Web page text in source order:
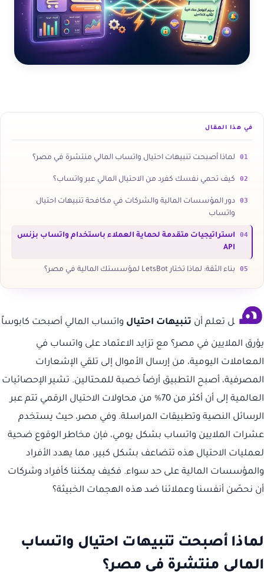
في هذا المقال
01 لماذا أصبحت تنبيهات احتيال واتساب المالي منتشرة في مصر؟
02 كيف تحمي نفسك كفرد من الاحتيال المالي عبر واتساب؟
03
دور المؤسسات المالية والشركات في مكافحة تنبيهات احتيال
واتساب
04
استراتيجيات متقدمة لحماية العملاء باستخدام واتساب بزنس
API
05 بناء الثقة: لماذا تختار LetsBot لمؤسستك المالية في مصر؟
ه ل تعلم أن تنبيهات احتيال واتساب المالي أصبحت كابوساً
يؤرق الملايين في مصر؟ مع تزايد الاعتماد على واتساب في
المعاملات اليومية، من إرسال الأموال إلى تلقي الإشعارات
المصرفية، أصبح التطبيق أرضاً خصبة للمحتالين. تشير الإحصائيات
العالمية إلى أن أكثر من 70% من محاولات الاحتيال الرقمي تتم عبر
الرسائل النصية وتطبيقات المراسلة. وفي مصر، حيث يستخدم
عشرات الملايين واتساب بشكل يومي، فإن مخاطر الوقوع ضحية
لعمليات الاحتيال هذه تتضاعف بشكل كبير، مما يهدد الأفراد
والمؤسسات المالية على حد سواء. فكيف يمكننا كأفراد وشركات
أن نحصّن أنفسنا وعملائنا ضد هذه الهجمات الخبيثة؟
لماذا أصبحت تنبيهات احتيال واتساب
المالي منتشرة في مصر؟